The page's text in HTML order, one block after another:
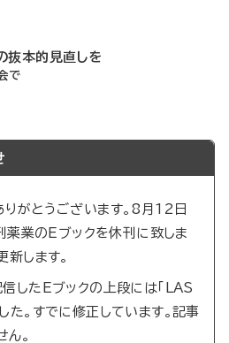
抜本的見直しを
で
がとうございます。8月12日
薬業のEブックを休刊に致しま
新します。
たEブックの上段には「LAS
た。すでに修正しています。記事
。